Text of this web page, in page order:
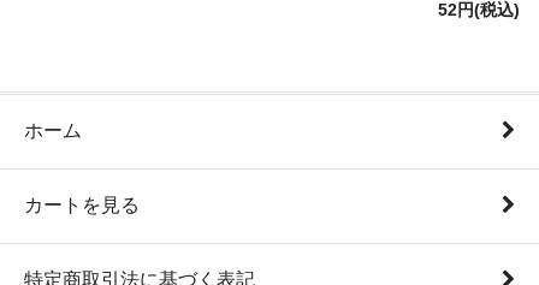
52円(税込)
ホーム
カートを見る
特定商取引法に基づく表記